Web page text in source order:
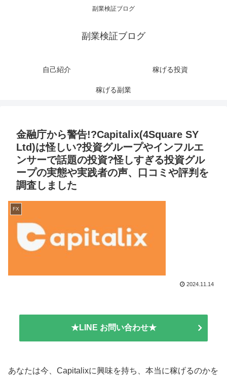
副業検証ブログ
副業検証ブログ
自己紹介 稼げる投資
稼げる副業
金融庁から警告!?Capitalix(4Square SY
Ltd)は怪しい?投資グループやインフルエ
ンサーで話題の投資?怪しすぎる投資グル
ープの実態や実践者の声、口コミや評判を
調査しました
FX
2024.11.14
★LINE お問い合わせ★
あなたは今、Capitalixに興味を持ち、本当に稼げるのかを